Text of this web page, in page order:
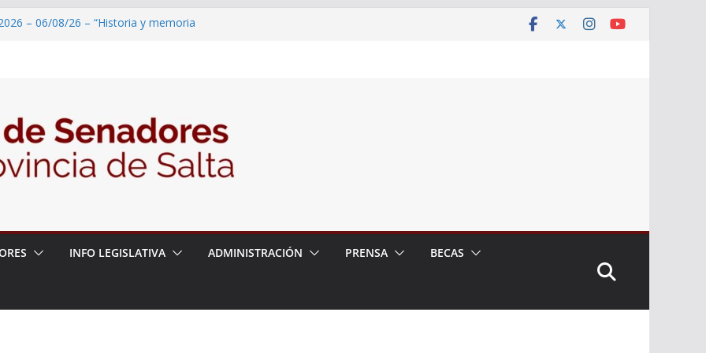
– 06/08/26 – “Historia y memoria
– 06/08/26 – Presentación del libro
del Dr. Víctor Alfredo Frías
– 06/08/26 – 82° Edición de la Expo
INFO LEGISLATIVA ADMINISTRACIÓN PRENSA BECAS